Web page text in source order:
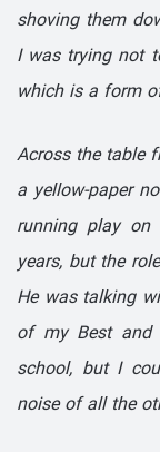
shoving them
I was trying not
which is a form
Across the table
a yellow-paper
running play on
years, but the
He was talking
ofmy Best and
school, but I
noise of all the